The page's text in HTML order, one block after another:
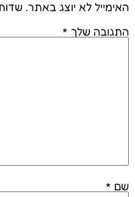
האימייל לא יוצג באתר.
התגובה שלך *
שם *